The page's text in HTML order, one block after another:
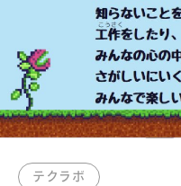
英会話（未就学児） 英
生徒・保護者の声
スタッフ紹介
アクセス
テクラボ